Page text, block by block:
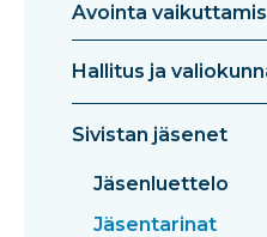
Avointa
Hallitus ja
Sivistan jäsenet
Jäsenluettelo
Jäsentarinat